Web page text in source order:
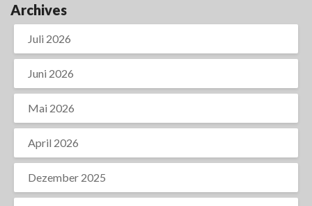
Archives
Juli 2026
Juni 2026
Mai 2026
April 2026
Dezember 2025